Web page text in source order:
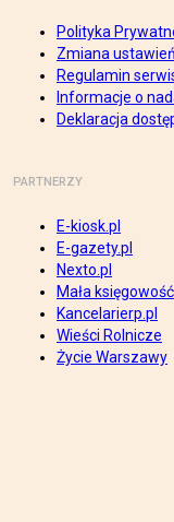
Polityka
Zmiana
Regulamin
Informacje o
Deklaracja
PARTNERZY
E-kiosk.pl
E-gazety.pl
Nexto.pl
Mała księgowość
Kancelarierp.pl
Wieści Rolnicze
Życie Warszawy